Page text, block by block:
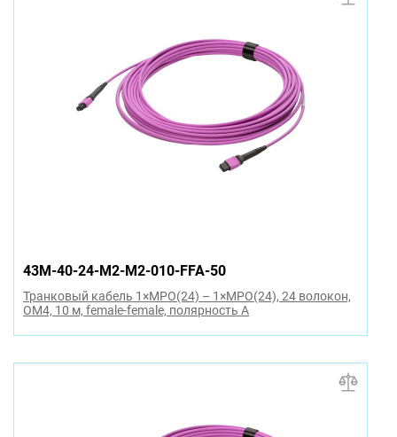
43M-40-24-M2-M2-010-FFA-50
Транковый кабель 1×MPO(24) – 1×MPO(24), 24 волокон,
OM4, 10 м, female-female, полярность A